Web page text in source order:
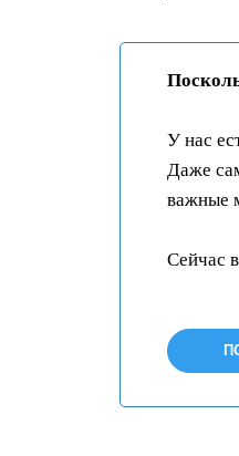
У нас
Даже
важные
Сейчас